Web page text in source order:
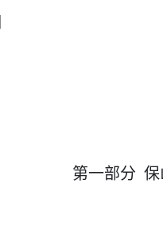
第一部分 保